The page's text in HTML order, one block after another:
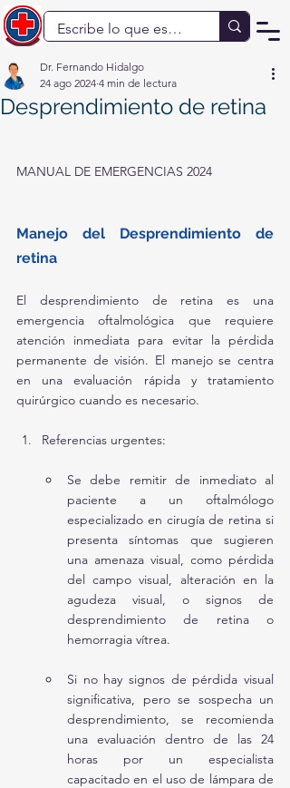
Desprendimiento de retina
Dr. Fernando Hidalgo
24 ago 2024 4 min de lectura
MANUAL DE EMERGENCIAS 2024
Manejo del Desprendimiento de
retina
El desprendimiento de retina es una
emergencia oftalmológica que requiere
atención inmediata para evitar la pérdida
permanente de visión. El manejo se centra
en una evaluación rápida y tratamiento
quirúrgico cuando es necesario.
Referencias urgentes:
Se debe remitir de inmediato al
paciente a un oftalmólogo
especializado en cirugía de retina si
presenta síntomas que sugieren
una amenaza visual, como pérdida
del campo visual, alteración en la
agudeza visual, o signos de
desprendimiento de retina o
hemorragia vítrea.
Si no hay signos de pérdida visual
significativa, pero se sospecha un
desprendimiento, se recomienda
una evaluación dentro de las 24
horas por un especialista
capacitado en el uso de lámpara de